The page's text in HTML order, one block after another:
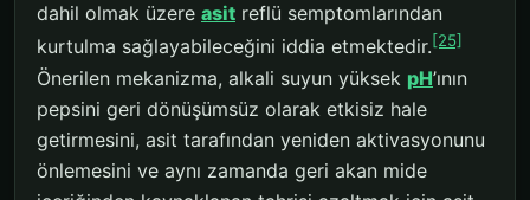
dahil olmak üzere asit reflü semptomlarından
kurtulma sağlayabileceğini iddia etmektedir.[25]
Önerilen mekanizma, alkali suyun yüksek pH’ının
pepsini geri dönüşümsüz olarak etkisiz hale
getirmesini, asit tarafından yeniden aktivasyonunu
önlemesini ve aynı zamanda geri akan mide